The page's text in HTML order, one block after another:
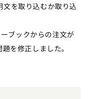
文を取り込むか取り込
ブックからの注文が
を修正しました。